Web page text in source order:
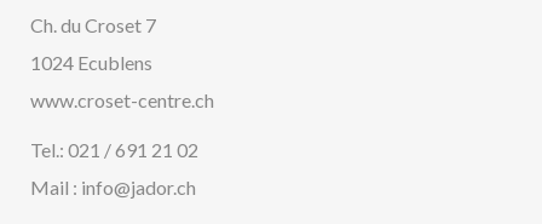
Ch. du Croset 7
1024 Ecublens
www.croset-centre.ch
Tel.: 021 / 691 21 02
Mail : info@jador.ch